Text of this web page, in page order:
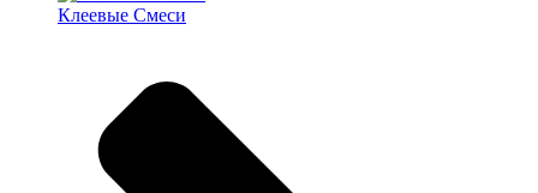
Клеевые Смеси